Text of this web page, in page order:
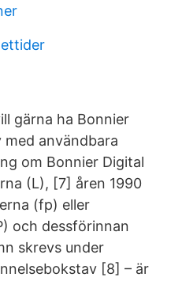
gärna ha Bonnier
med användbara
om Bonnier Digital
(L), [7] åren 1990
(fp) eller
och dessförinnan
skrevs under
[8] – är